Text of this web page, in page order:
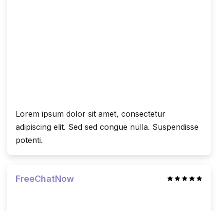
Lorem ipsum dolor sit amet, consectetur
adipiscing elit. Sed sed congue nulla. Suspendisse
potenti.
FreeChatNow